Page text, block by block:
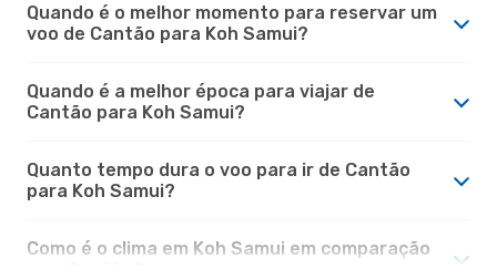
Quando é o melhor momento para reservar um
voo de Cantão para Koh Samui?
Quando é a melhor época para viajar de
Cantão para Koh Samui?
Quanto tempo dura o voo para ir de Cantão
para Koh Samui?
Como é o clima em Koh Samui em comparação